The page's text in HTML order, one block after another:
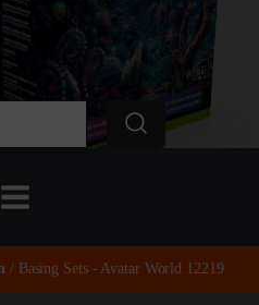
/ Basing Sets - Avatar World 12219